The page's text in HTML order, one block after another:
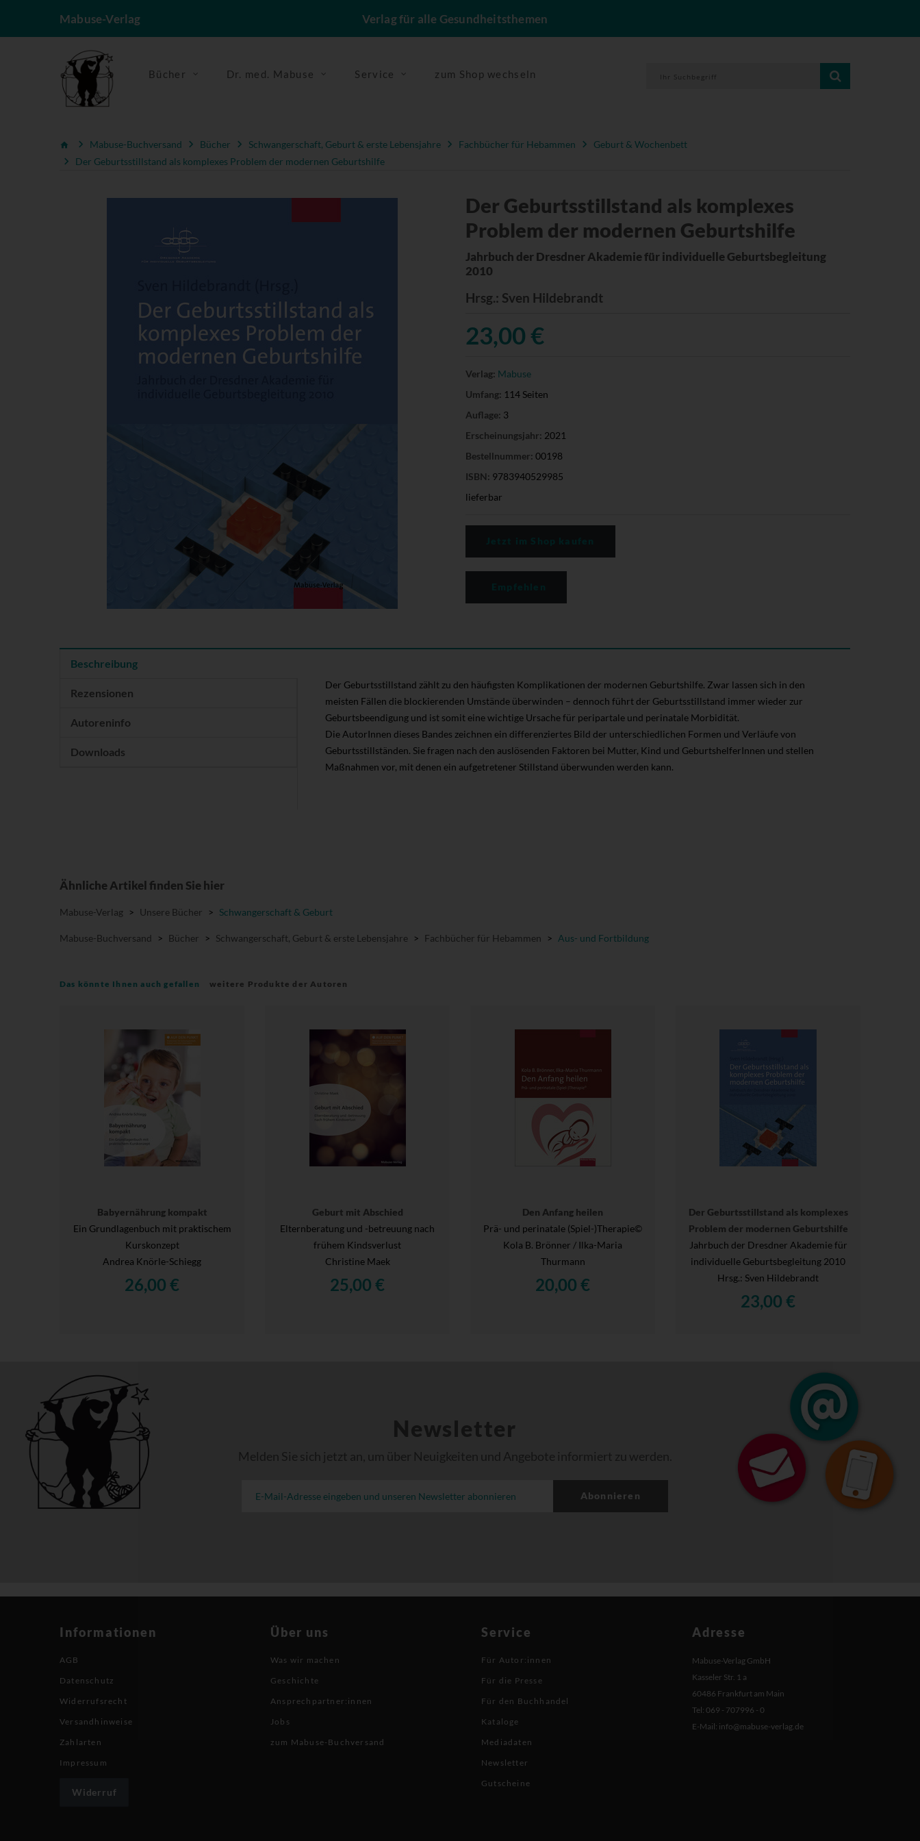
Mabuse-Verlag Verlag für alle Gesundheitsthemen
Bücher Dr. med. Mabuse Service zum Shop wechseln
Mabuse-Buchversand Bücher Schwangerschaft, Geburt & erste Lebensjahre Fachbücher für Hebammen
Geburt & Wochenbett
Der Geburtsstillstand als komplexes Problem der modernen Geburtshilfe
Der Geburtsstillstand als komplexes
Problem der modernen Geburtshilfe
Jahrbuch der Dresdner Akademie für individuelle Geburtsbegleitung
2010
Hrsg.: Sven Hildebrandt
23,00 €
Verlag: Mabuse
Umfang: 114 Seiten
Auflage: 3
Erscheinungsjahr: 2021
Bestellnummer: 00198
ISBN: 9783940529985
lieferbar
Beschreibung
Rezensionen
Autoreninfo
Downloads
Der Geburtsstillstand zählt zu den häufigsten Komplikationen der modernen Geburtshilfe. Zwar lassen sich in den
meisten Fällen die blockierenden Umstände überwinden – dennoch führt der Geburtsstillstand immer wieder zur
Geburtsbeendigung und ist somit eine wichtige Ursache für peripartale und perinatale Morbidität.
Die AutorInnen dieses Bandes zeichnen ein differenziertes Bild der unterschiedlichen Formen und Verläufe von
Geburtsstillständen. Sie fragen nach den auslösenden Faktoren bei Mutter, Kind und GeburtshelferInnen und stellen
Maßnahmen vor, mit denen ein aufgetretener Stillstand überwunden werden kann.
Ähnliche Artikel finden Sie hier
Mabuse-Verlag > Unsere Bücher > Schwangerschaft & Geburt
Mabuse-Buchversand > Bücher > Schwangerschaft, Geburt & erste Lebensjahre > Fachbücher für Hebammen > Aus- und Fortbildung
Das könnte Ihnen auch gefallen weitere Produkte der Autoren
Babyernährung kompakt
Ein Grundlagenbuch mit praktischem
Kurskonzept
Andrea Knörle-Schiegg
26,00 €
Geburt mit Abschied
Elternberatung und -betreuung nach
frühem Kindsverlust
Christine Maek
25,00 €
Den Anfang heilen
Prä- und perinatale (Spiel-)Therapie©
Kola B. Brönner / Ilka-Maria
Thurmann
20,00 €
Der Geburtsstillstand als komplexes
Problem der modernen Geburtshilfe
Jahrbuch der Dresdner Akademie für
individuelle Geburtsbegleitung 2010
Hrsg.: Sven Hildebrandt
23,00 €
Newsletter
Melden Sie sich jetzt an, um über Neuigkeiten und Angebote informiert zu werden.
Abonnieren
Informationen
AGB
Datenschutz
Widerrufsrecht
Versandhinweise
Zahlarten
Impressum
Widerruf
Über uns
Was wir machen
Geschichte
Ansprechpartner:innen
Jobs
zum Mabuse-Buchversand
Service
Für Autor:innen
Für die Presse
Für den Buchhandel
Kataloge
Mediadaten
Newsletter
Gutscheine
Adresse
Mabuse-Verlag GmbH
Kasseler Str. 1 a
60486 Frankfurt am Main
Tel: 069 - 707996 - 0
E-Mail: info@mabuse-verlag.de